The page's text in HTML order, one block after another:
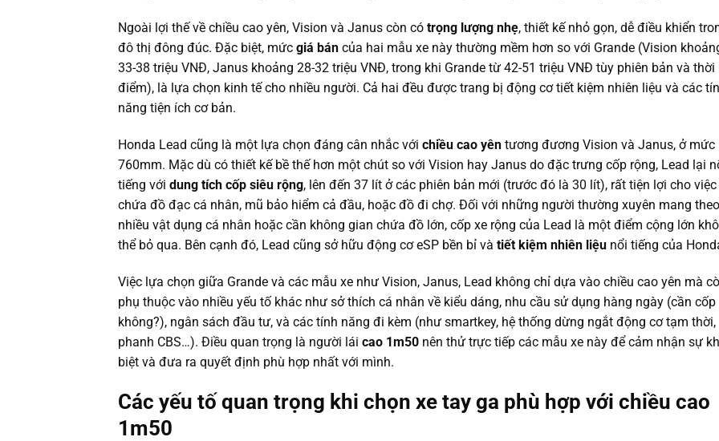
Ngoài lợi thế về chiều cao yên, Vision và Janus còn có trọng lượng nhẹ, thiết kế nhỏ gọn, dễ điều khiển
đô thị đông đúc. Đặc biệt, mức giá bán của hai mẫu xe này thường mềm hơn so với Grande (Vision
33-38 triệu VNĐ, Janus khoảng 28-32 triệu VNĐ, trong khi Grande từ 42-51 triệu VNĐ tùy phiên bản và thời
điểm), là lựa chọn kinh tế cho nhiều người. Cả hai đều được trang bị động cơ tiết kiệm nhiên liệu và các
năng tiện ích cơ bản.
Honda Lead cũng là một lựa chọn đáng cân nhắc với chiều cao yên tương đương Vision và Janus, ở mức
760mm. Mặc dù có thiết kế bề thế hơn một chút so với Vision hay Janus do đặc trưng cốp rộng, Lead lại
tiếng với dung tích cốp siêu rộng, lên đến 37 lít ở các phiên bản mới (trước đó là 30 lít), rất tiện lợi cho việc
chứa đồ đạc cá nhân, mũ bảo hiểm cả đầu, hoặc đồ đi chợ. Đối với những người thường xuyên mang theo
nhiều vật dụng cá nhân hoặc cần không gian chứa đồ lớn, cốp xe rộng của Lead là một điểm cộng lớn
thể bỏ qua. Bên cạnh đó, Lead cũng sở hữu động cơ eSP bền bỉ và tiết kiệm nhiên liệu nổi tiếng của
Việc lựa chọn giữa Grande và các mẫu xe như Vision, Janus, Lead không chỉ dựa vào chiều cao yên mà
phụ thuộc vào nhiều yếu tố khác như sở thích cá nhân về kiểu dáng, nhu cầu sử dụng hàng ngày (cần cốp
không?), ngân sách đầu tư, và các tính năng đi kèm (như smartkey, hệ thống dừng ngắt động cơ tạm thời,
phanh CBS…). Điều quan trọng là người lái cao 1m50 nên thử trực tiếp các mẫu xe này để cảm nhận sự
biệt và đưa ra quyết định phù hợp nhất với mình.
Các yếu tố quan trọng khi chọn xe tay ga phù hợp với chiều cao
1m50